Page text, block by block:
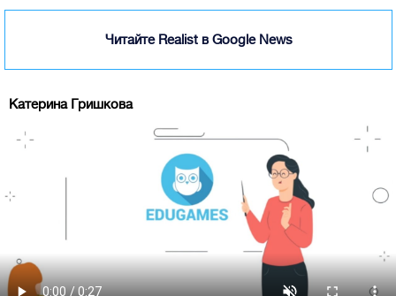
Читайте Realist в Google News
Катерина Гришкова